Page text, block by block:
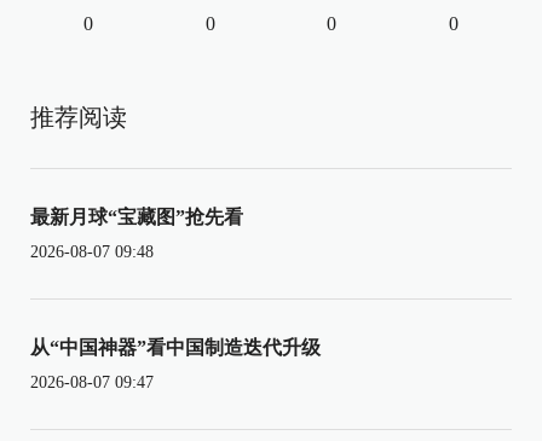
0 0 0 0
推荐阅读
最新月球“宝藏图”抢先看
2026-08-07 09:48
从“中国神器”看中国制造迭代升级
2026-08-07 09:47